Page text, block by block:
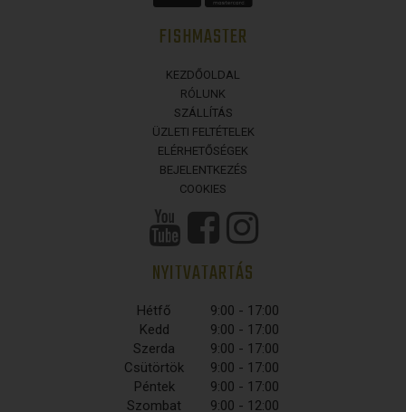
FISHMASTER
KEZDŐOLDAL
RÓLUNK
SZÁLLÍTÁS
ÜZLETI FELTÉTELEK
ELÉRHETŐSÉGEK
BEJELENTKEZÉS
COOKIES
NYITVATARTÁS
Hétfő
9:00 - 17:00
Kedd
9:00 - 17:00
Szerda
9:00 - 17:00
Csütörtök
9:00 - 17:00
Péntek
9:00 - 17:00
Szombat
9:00 - 12:00